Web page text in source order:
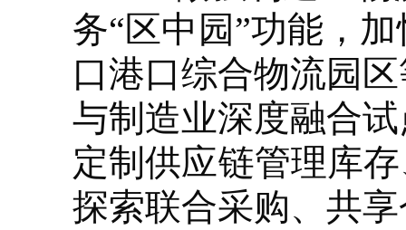
务“区中园”功能，
口港口综合物流园
与制造业深度融合
定制供应链管理库
探索联合采购、共